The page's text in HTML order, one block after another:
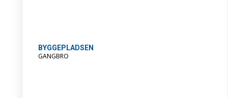
BYGGEPLADSEN
GANGBRO